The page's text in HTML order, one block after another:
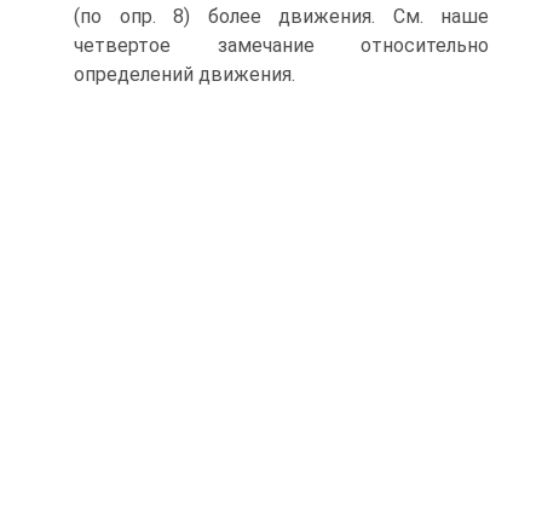
(по опр. 8) более движения. См. наше
четвертое замечание относительно
определений движения.